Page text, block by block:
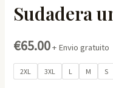
Sudadera
€65.00+ Envio gratuito
2XL 3XL L M S